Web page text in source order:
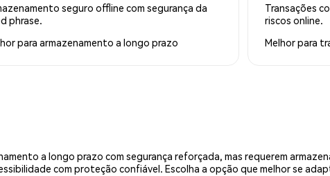
seguro offline com segurança da
phrase.
para armazenamento a longo prazo
Transações
riscos online.
Melhor para
a longo prazo com segurança reforçada, mas requerem
com proteção confiável. Escolha a opção que melhor se